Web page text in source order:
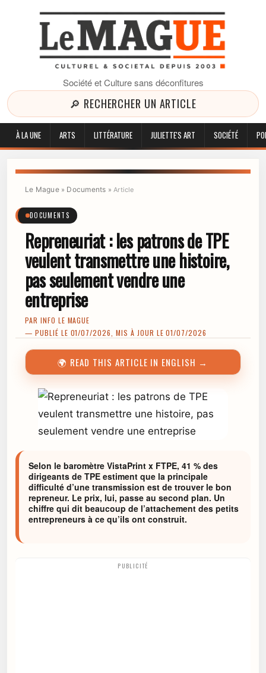
Société et Culture sans déconfitures
🔎 RECHERCHER UN ARTICLE
À LA UNE ARTS LITTÉRATURE JULIETTE'S ART SOCIÉTÉ
Le Mague» Documents »Article
DOCUMENTS
Repreneuriat : les patrons de TPE
veulent transmettre une histoire,
pas seulement vendre une
entreprise
PAR INFO LE MAGUE
— PUBLIÉ LE 01/07/2026, MIS À JOUR LE 01/07/2026
🌍 READ THIS ARTICLE IN ENGLISH →
Selon le baromètre VistaPrint x FTPE, 41 % des
dirigeants de TPE estiment que la principale
difficulté d’une transmission est de trouver le bon
repreneur. Le prix, lui, passe au second plan. Un
chiffre qui dit beaucoup de l’attachement des petits
entrepreneurs à ce qu’ils ont construit.
PUBLICITÉ